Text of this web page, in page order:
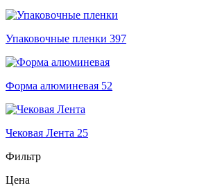
Упаковочные пленки 397
Форма алюминевая 52
Чековая Лента 25
Фильтр
Цена